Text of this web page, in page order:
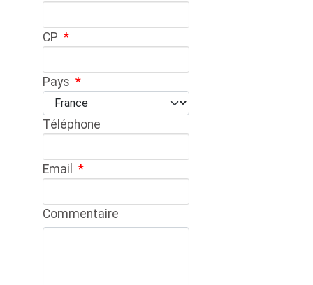
CP *
Pays *
Téléphone
Email *
Commentaire